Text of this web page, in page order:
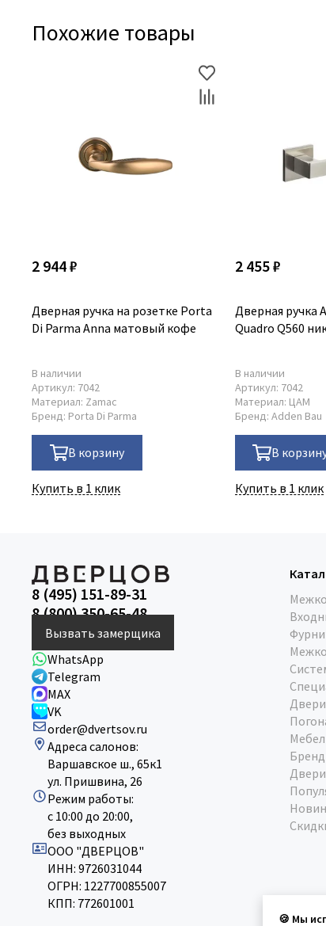
Похожие товары
2 944 ₽
Дверная ручка на розетке Porta
Di Parma Anna матовый кофе
В наличии
Артикул: 7042
Материал: Zamac
Бренд: Porta Di Parma
В корзину
Купить в 1 клик
2 455 ₽
Дверная ручка
Quadro Q560
В наличии
Артикул: 7042
Материал: ЦАМ
Бренд: Adden Bau
В
Купить в 1 клик
8 (495) 151-89-31
8 (800) 350-65-48
Вызвать замерщика
WhatsApp
Telegram
MAX
VK
order@dvertsov.ru
Адреса салонов:
Варшавское ш., 65к1
ул. Пришвина, 26
Режим работы:
с 10:00 до 20:00,
без выходных
ООО "ДВЕРЦОВ"
ИНН: 9726031044
ОГРН: 1227700855007
КПП: 772601001
🍪 Мы